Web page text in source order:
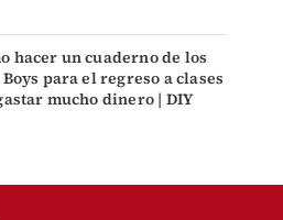
hacer un cuaderno de los
Boys para el regreso a clases
mucho dinero | DIY